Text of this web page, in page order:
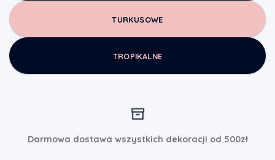
TURKUSOWE
TROPIKALNE
Darmowa dostawa wszystkich dekoracji od 500zł